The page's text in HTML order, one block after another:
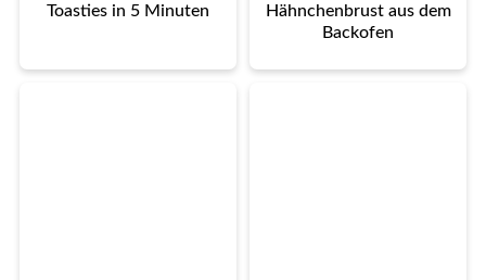
Toasties in 5 Minuten
Hähnchenbrust aus dem
Backofen